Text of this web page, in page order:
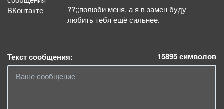
??;;полюби меня, а я в замен буду
любить тебя ещё сильнее.
Текст сообщения: 15895символов